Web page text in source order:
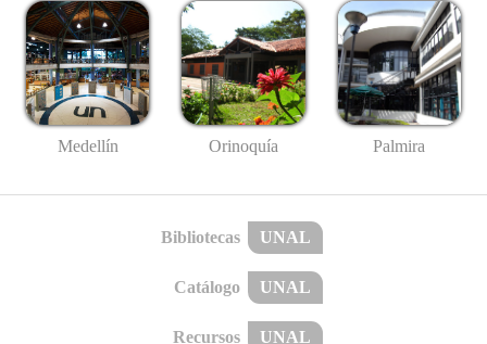
Medellín Orinoquía Palmira
Bibliotecas UNAL
Catálogo UNAL
Recursos UNAL